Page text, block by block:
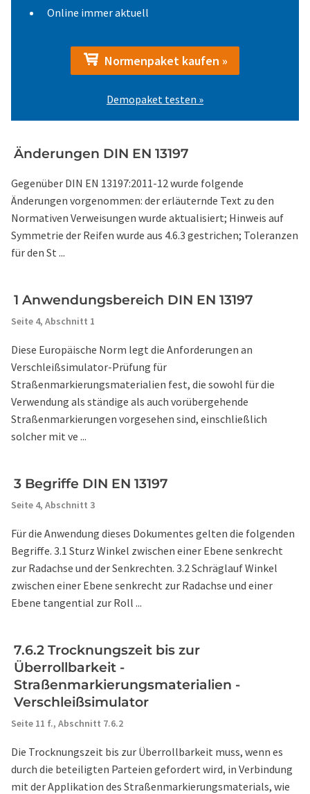
Online immer aktuell
Normenpaket kaufen »
Demopaket testen »
Änderungen DIN EN 13197
Gegenüber DIN EN 13197:2011-12 wurde folgende
Änderungen vorgenommen: der erläuternde Text zu den
Normativen Verweisungen wurde aktualisiert; Hinweis auf
Symmetrie der Reifen wurde aus 4.6.3 gestrichen; Toleranzen
für den St ...
1 Anwendungsbereich DIN EN 13197
Seite 4, Abschnitt 1
Diese Europäische Norm legt die Anforderungen an
Verschleißsimulator-Prüfung für
Straßenmarkierungsmaterialien fest, die sowohl für die
Verwendung als ständige als auch vorübergehende
Straßenmarkierungen vorgesehen sind, einschließlich
solcher mit ve ...
3 Begriffe DIN EN 13197
Seite 4, Abschnitt 3
Für die Anwendung dieses Dokumentes gelten die folgenden
Begriffe. 3.1 Sturz Winkel zwischen einer Ebene senkrecht
zur Radachse und der Senkrechten. 3.2 Schräglauf Winkel
zwischen einer Ebene senkrecht zur Radachse und einer
Ebene tangential zur Roll ...
7.6.2 Trocknungszeit bis zur
Überrollbarkeit -
Straßenmarkierungsmaterialien -
Verschleißsimulator
Seite 11 f., Abschnitt 7.6.2
Die Trocknungszeit bis zur Überrollbarkeit muss, wenn es
durch die beteiligten Parteien gefordert wird, in Verbindung
mit der Applikation des Straßenmarkierungsmaterials, wie